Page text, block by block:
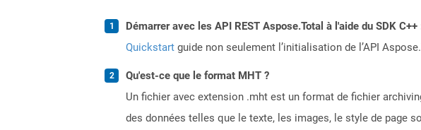
Démarrer avec les API REST Aspose.Total à l'aide du SDK
Quickstart guide non seulement l’initialisation de l’API
Qu'est-ce que le format MHT ?
Un fichier avec extension .mht est un format de fichier
des données telles que le texte, les images, le style de page